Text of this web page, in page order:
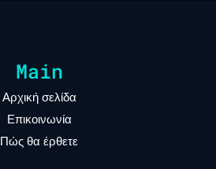
Main
Αρχική σελίδα
Επικοινωνία
Πώς θα έρθετε